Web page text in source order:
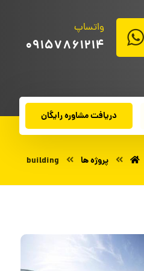
واتساپ
09157861214
دریافت مشاوره رایگان
پروژه ها building